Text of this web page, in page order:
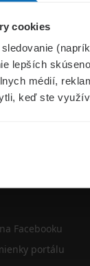
cookies
lepších
médií,
keď ste
Facebooku
portálu